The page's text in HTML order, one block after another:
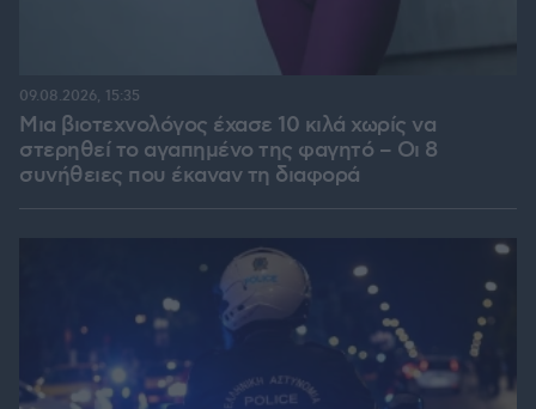
Μια βιοτεχνολόγος έχασε 10 κιλά χωρίς να
στερηθεί το αγαπημένο της φαγητό – Οι 8
συνήθειες που έκαναν τη διαφορά
09.08.2026, 15:35